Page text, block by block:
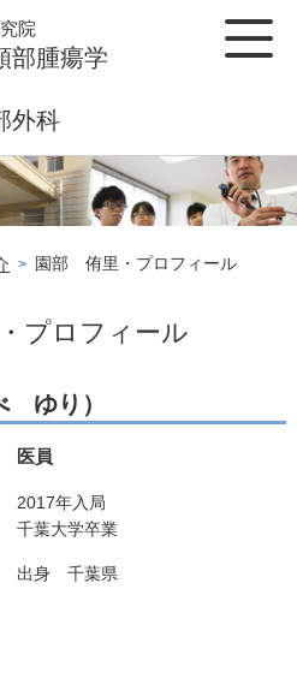
院
部腫瘍学
外科
> 園部 侑里・プロフィール
プロフィール
ゆり）
医員
2017年入局
千葉大学卒業
出身 千葉県